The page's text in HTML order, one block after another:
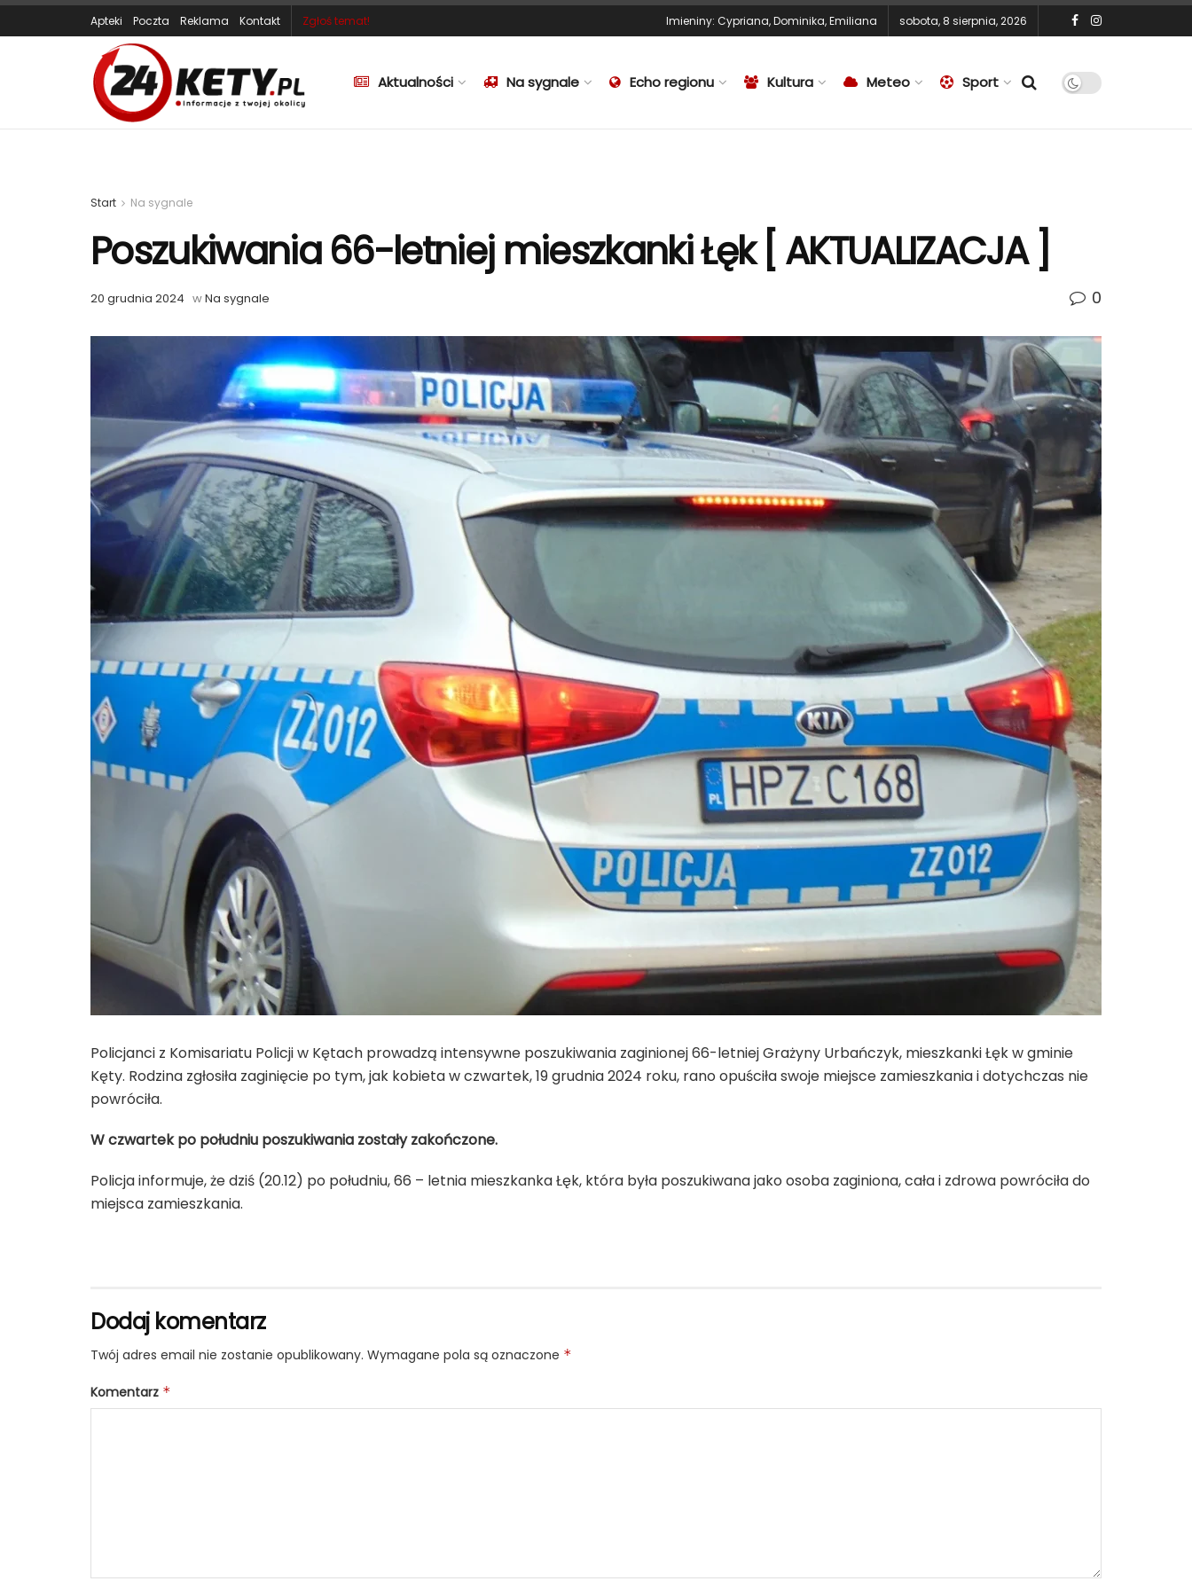
Apteki Poczta Reklama Kontakt Zgłoś temat! Imieniny: Cypriana,Dominika,Emiliana sobota, 8 sierpnia, 2026
Aktualności Na sygnale Echo regionu Kultura Meteo Sport
Start Na sygnale
Poszukiwania 66-letniej mieszkanki Łęk [ AKTUALIZACJA ]
20 grudnia 2024 wNa sygnale 0
Policjanci z Komisariatu Policji w Kętach prowadzą intensywne poszukiwania zaginionej 66-letniej Grażyny Urbańczyk, mieszkanki Łęk w gminie
Kęty. Rodzina zgłosiła zaginięcie po tym, jak kobieta w czwartek, 19 grudnia 2024 roku, rano opuściła swoje miejsce zamieszkania i dotychczas nie
powróciła.
W czwartek po południu poszukiwania zostały zakończone.
Policja informuje, że dziś (20.12) po południu, 66 – letnia mieszkanka Łęk, która była poszukiwana jako osoba zaginiona, cała i zdrowa powróciła do
miejsca zamieszkania.
Dodaj komentarz
Twój adres email nie zostanie opublikowany. Wymagane pola są oznaczone *
Komentarz *